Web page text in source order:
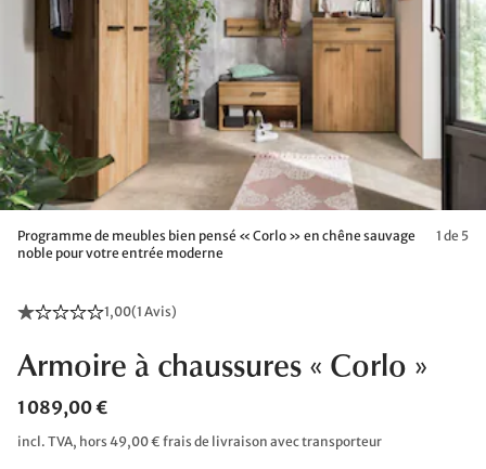
Programme de meubles bien pensé « Corlo » en chêne sauvage
noble pour votre entrée moderne
1 de 5
1,00(1 Avis)
Armoire à chaussures « Corlo »
1 089,00 €
incl. TVA, hors 49,00 € frais de livraison avec transporteur